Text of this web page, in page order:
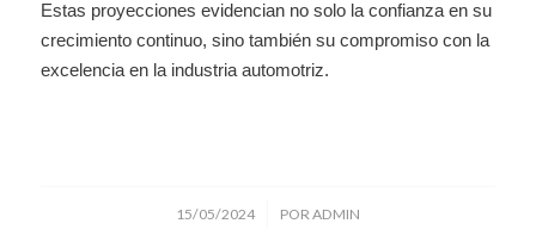
Estas proyecciones evidencian no solo la confianza en su
crecimiento continuo, sino también su compromiso con la
excelencia en la industria automotriz.
15/05/2024
/ POR ADMIN